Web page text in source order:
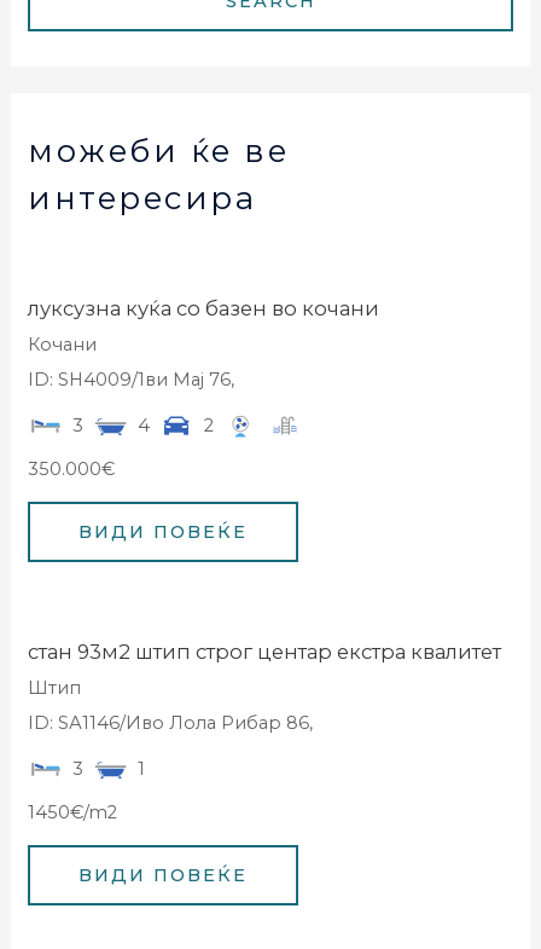
можеби ќе ве
интересира
луксузна куќа со базен во кочани
Кочани
ID: SH4009/1ви Мај 76,
3 4 2
350.000€
стан 93м2 штип строг центар екстра квалитет
Штип
ID: SА1146/Иво Лола Рибар 86,
3 1
1450€/m2